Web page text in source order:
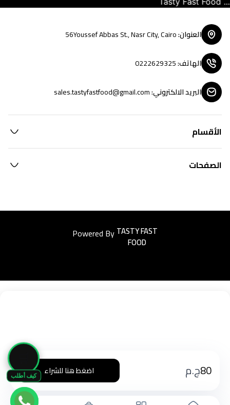
كيف أطلب 80ج.م اضغط هنا للشراء
العنوان:
56Youssef Abbas St., Nasr City, Cairo
الهاتف:
0222629325
البريد الالكتروني:
sales.tastyfastfood@gmail.com
الأقسام
الصفحات
Powered ByEasyorders